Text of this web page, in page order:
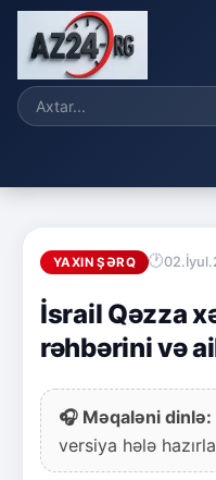
YAXIN ŞƏRQ
İsrail Qəzza
rəhbərini və
🎧 Məqaləni dinlə:
versiya hələ